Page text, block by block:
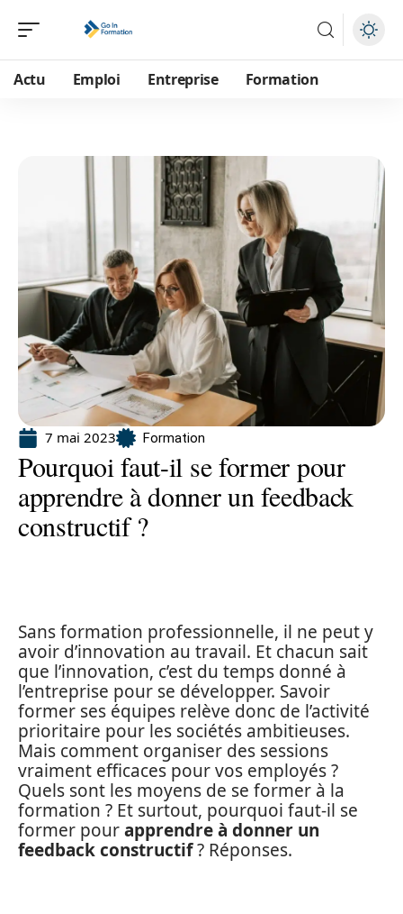
Actu Emploi Entreprise Formation
7 mai 2023 Formation
Pourquoi faut-il se former pour
apprendre à donner un feedback
constructif ?
Sans formation professionnelle, il ne peut y
avoir d’innovation au travail. Et chacun sait
que l’innovation, c’est du temps donné à
l’entreprise pour se développer. Savoir
former ses équipes relève donc de l’activité
prioritaire pour les sociétés ambitieuses.
Mais comment organiser des sessions
vraiment efficaces pour vos employés ?
Quels sont les moyens de se former à la
formation ? Et surtout, pourquoi faut-il se
former pourapprendre à donner un
feedback constructif? Réponses.